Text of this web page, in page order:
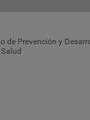
de Prevención y